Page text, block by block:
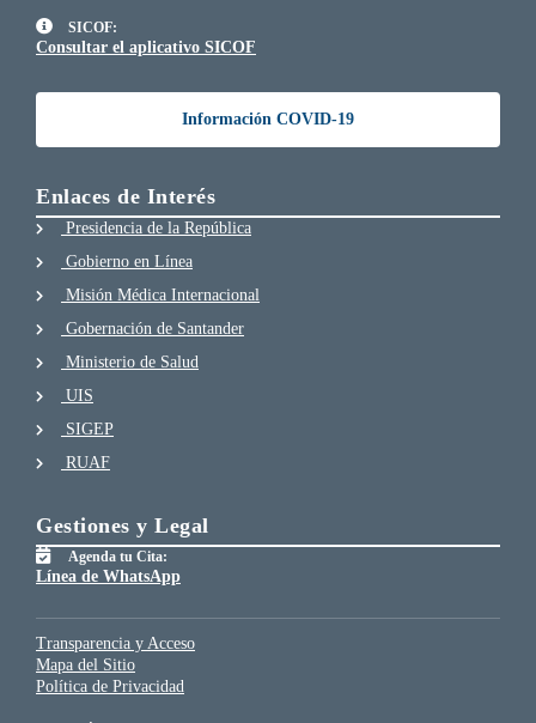
SICOF:
Consultar el aplicativo SICOF
Información COVID-19
Enlaces de Interés
Presidencia de la República
Gobierno en Línea
Misión Médica Internacional
Gobernación de Santander
Ministerio de Salud
UIS
SIGEP
RUAF
Gestiones y Legal
Agenda tu Cita:
Línea de WhatsApp
Transparencia y Acceso
Mapa del Sitio
Política de Privacidad